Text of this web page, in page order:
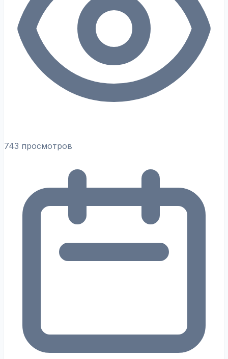
743 просмотров